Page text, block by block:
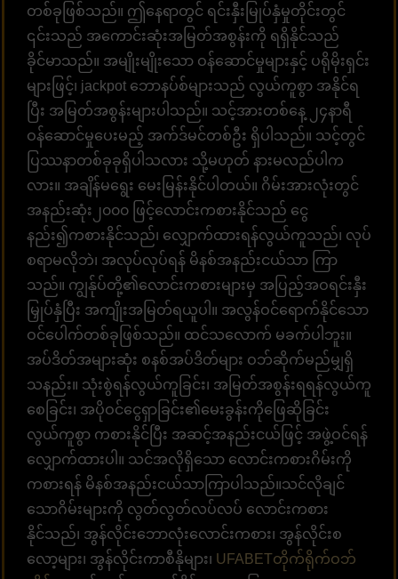
တစ်ခုဖြစ်သည်။ ဤနေရာတွင် ရင်းနှီးမြုပ်နှံမှုတိုင်းတွင်
၎င်းသည် အကောင်းဆုံးအမြတ်အစွန်းကို ရရှိနိုင်သည်
ခိုင်မာသည်။ အမျိုးမျိုးသော ဝန်ဆောင်မှုများနှင့် ပရိုမိုးရှင်း
များဖြင့်၊ jackpot ဘောနပ်စ်များသည် လွယ်ကူစွာ အနိုင်ရ
ပြီး အမြတ်အစွန်းများပါသည်။ သင့်အားတစ်နေ့ ၂၄နာရီ
ဝန်ဆောင်မှုပေးမည့် အက်ဒ်မင်တစ်ဦး ရှိပါသည်။ သင့်တွင်
ပြဿနာတစ်ခုခုရှိပါသလား သို့မဟုတ် နားမလည်ပါက
လား။ အချိန်မရွေး မေးမြန်းနိုင်ပါတယ်။ ဂိမ်းအားလုံးတွင်
အနည်းဆုံး၂၀၀၀ ဖြင့်လောင်းကစားနိုင်သည် ငွေ
နည်း၍ကစားနိုင်သည်၊ လျှောက်ထားရန်လွယ်ကူသည်၊ လုပ်
စရာမလိုဘဲ၊ အလုပ်လုပ်ရန် မိနစ်အနည်းငယ်သာ ကြာ
သည်။ ကျွန်ုပ်တို့၏လောင်းကစားများမှ အပြည့်အဝရင်းနှီး
မြှုပ်နှံပြီး အကျိုးအမြတ်ရယူပါ။ အလွန်ဝင်ရောက်နိုင်သော
ဝင်ပေါက်တစ်ခုဖြစ်သည်။ ထင်သလောက် မခက်ပါဘူး။
အပ်ဒိတ်အများဆုံး စနစ်အပ်ဒိတ်များ ဝဘ်ဆိုက်မည်မျှရှိ
သနည်း။ သုံးစွဲရန်လွယ်ကူခြင်း၊ အမြတ်အစွန်းရရန်လွယ်ကူ
စေခြင်း၊ အပိုဝင်ငွေရှာခြင်း၏မေးခွန်းကိုဖြေဆိုခြင်း
လွယ်ကူစွာ ကစားနိုင်ပြီး အဆင့်အနည်းငယ်ဖြင့် အဖွဲ့ဝင်ရန်
လျှောက်ထားပါ။ သင်အလိုရှိသော လောင်းကစားဂိမ်းကို
ကစားရန် မိနစ်အနည်းငယ်သာကြာပါသည်။သင်လိုချင်
သောဂိမ်းများကို လွတ်လွတ်လပ်လပ် လောင်းကစား
နိုင်သည်၊ အွန်လိုင်းဘောလုံးလောင်းကစား၊ အွန်လိုင်းစ
လော့များ၊ အွန်လိုင်းကာစီနိုများ၊ UFABETတိုက်ရိုက်ဝဘ်